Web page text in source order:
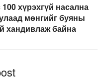
хүрэхгүй насална
мөнгийг буяны
хандивлаж байна